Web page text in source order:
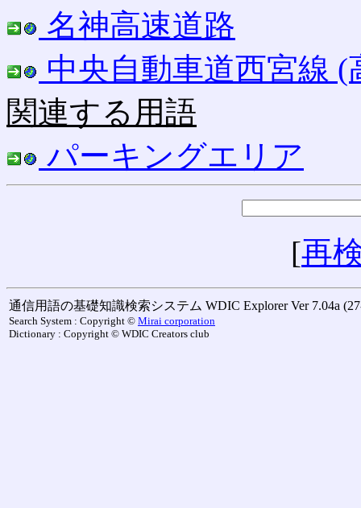
名神高速道路
中央自動車道西宮線 (
関連する用語
パーキングエリア
[再
通信用語の基礎知識検索システム WDIC Explorer Ver 7.04a
Search System : Copyright © Mirai corporation
Dictionary : Copyright © WDIC Creators club